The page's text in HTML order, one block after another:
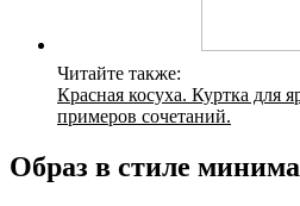
Читайте также:
Красная косуха. Куртка для
примеров сочетаний.
Образ в стиле